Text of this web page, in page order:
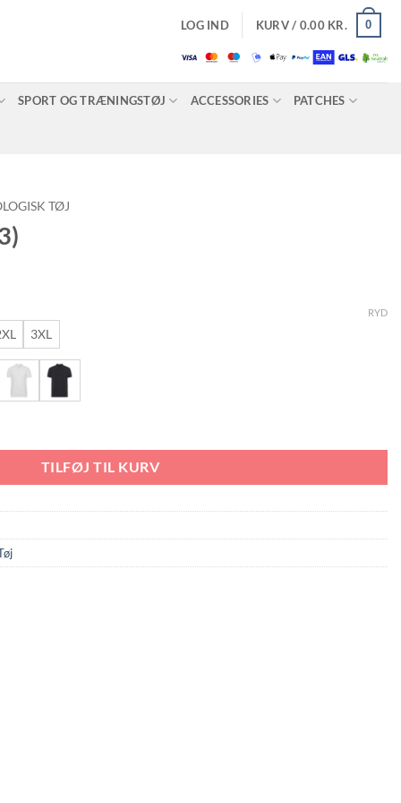
LOG IND KURV / 0.00 KR. 0
SPORT OG TRÆNINGSTØJ ACCESSORIES PATCHES
TØJ
3XL
RYD
TILFØJ TIL KURV